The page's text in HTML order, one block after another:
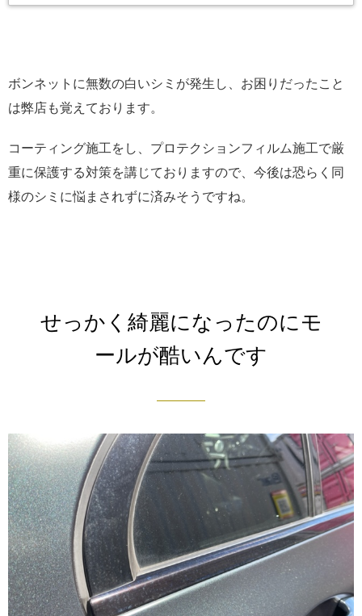
ボンネットに無数の白いシミが発生し、お困りだったこと
は弊店も覚えております。
コーティング施工をし、プロテクションフィルム施工で厳
重に保護する対策を講じておりますので、今後は恐らく同
様のシミに悩まされずに済みそうですね。
せっかく綺麗になったのにモ
ールが酷いんです